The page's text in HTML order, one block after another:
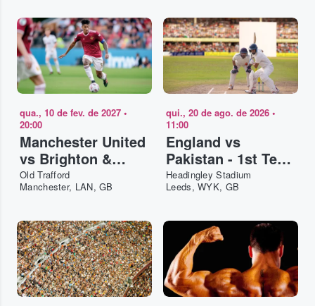
qua., 10 de fev. de 2027 •
20:00
Manchester United
vs Brighton &
Hove Albion FC
Old Trafford
Manchester, LAN, GB
qui., 20 de ago. de 2026 •
11:00
England vs
Pakistan - 1st Test
- Day 2
Headingley Stadium
Leeds, WYK, GB